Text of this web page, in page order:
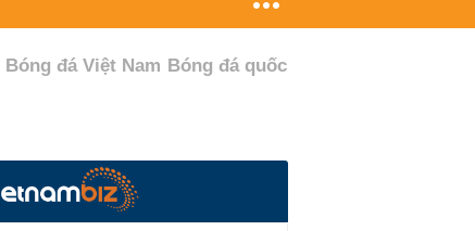
Bóng đá Việt Nam Bóng đá quốc tế